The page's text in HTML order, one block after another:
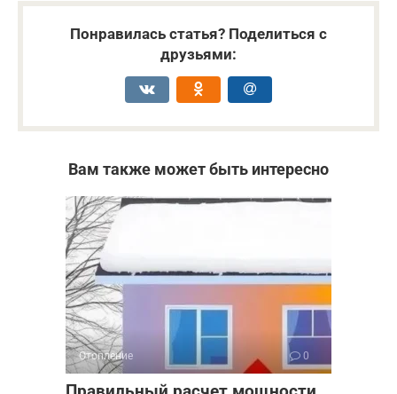
Понравилась статья? Поделиться с
друзьями:
Вам также может быть интересно
Отопление 0